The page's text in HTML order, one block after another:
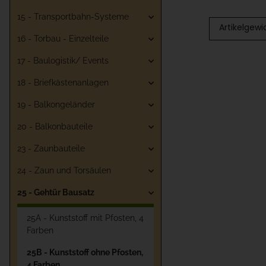
15 - Transportbahn-Systeme
16 - Torbau - Einzelteile
17 - Baulogistik/ Events
18 - Briefkästenanlagen
19 - Balkongeländer
20 - Balkonbauteile
23 - Zaunbauteile
24 - Zaun und Torsäulen
25 - Gehtür Bausatz
25A - Kunststoff mit Pfosten, 4
Farben
25B - Kunststoff ohne Pfosten,